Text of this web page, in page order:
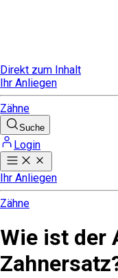
Direkt zum Inhalt
Ihr Anliegen
Zähne
Suche
Login
Ihr Anliegen
Zähne
Wie ist der